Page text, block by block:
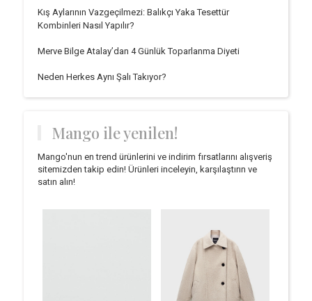
Kış Aylarının Vazgeçilmezi: Balıkçı Yaka Tesettür
Kombinleri Nasıl Yapılır?
Merve Bilge Atalay’dan 4 Günlük Toparlanma Diyeti
Neden Herkes Aynı Şalı Takıyor?
Mango ile yenilen!
Mango'nun en trend ürünlerini ve indirim fırsatlarını alışveriş
sitemizden takip edin! Ürünleri inceleyin, karşılaştırın ve
satın alın!